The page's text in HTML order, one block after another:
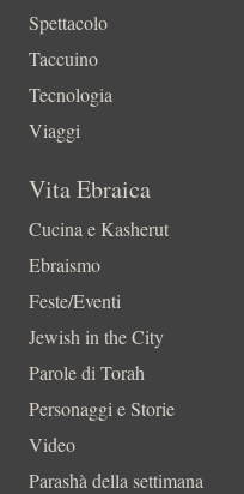
Spettacolo
Taccuino
Tecnologia
Viaggi
Vita Ebraica
Cucina e Kasherut
Ebraismo
Feste/Eventi
Jewish in the City
Parole di Torah
Personaggi e Storie
Video
Parashà della settimana